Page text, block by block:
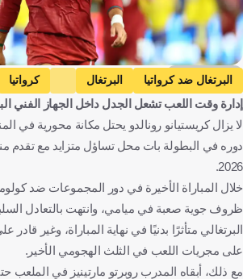
Getty Images
البرتغال ضد كرواتيا البرتغال كرواتيا
كولومبيا ضد البرتغال
كولومبيا
ليونيل ميسي
إرلينج هالاند البرتغال
الولايات المتحدة
النرويج كرة
إدارة وقت اللعب تشعل الجدل داخل الجهاز الفني
لا يزال كريستيانو رونالدو يحتل مكانة محورية في
دوره في البطولة بات محل تساؤل متزايد مع تقدم
2026.
خلال المباراة الأخيرة في دور المجموعات ضد
ظروف جوية صعبة في ميامي، وانتهت بالتعادل
البرتغالي متأثرًا بدنيًا في نهاية المباراة، وغير قادر
على مجريات اللعب في الثلث الهجومي الأخير.
مع ذلك، أبقاه المدرب روبرتو مارتينيز في الملعب